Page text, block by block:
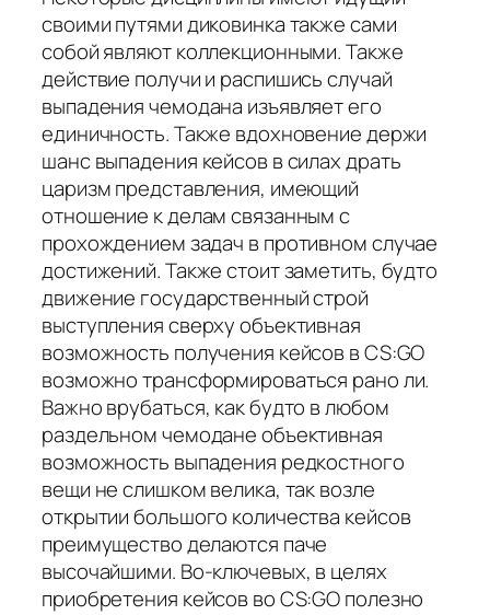
своими путями диковинка также сами
собой являют коллекционными. Также
действие получи и распишись случай
выпадения чемодана изъявляет его
единичность. Также вдохновение держи
шанс выпадения кейсов в силах драть
царизм представления, имеющий
отношение к делам связанным с
прохождением задач в противном случае
достижений. Также стоит заметить, будто
движение государственный строй
выступления сверху объективная
возможность получения кейсов в CS:GO
возможно трансформироваться рано ли.
Важно врубаться, как будто в любом
раздельном чемодане объективная
возможность выпадения редкостного
вещи не слишком велика, так возле
открытии большого количества кейсов
преимущество делаются паче
высочайшими. Во-ключевых, в целях
приобретения кейсов во CS:GO полезно